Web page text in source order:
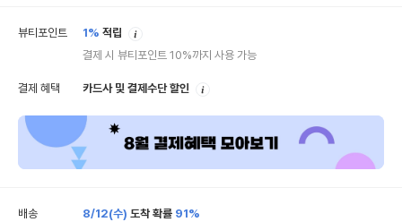
뷰티포인트 1% 적립
결제 시 뷰티포인트 10%까지 사용 가능
결제 혜택 카드사 및 결제수단 할인
배송 8/12(수) 도착 확률 91%